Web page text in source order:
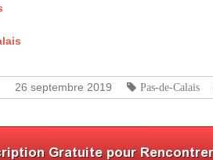
26 septembre 2019 Pas-de-Calais